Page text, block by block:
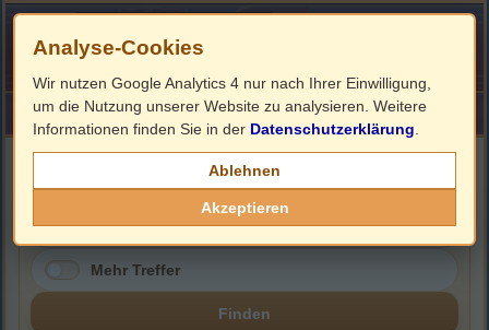
HOME ImpressumLinks
Filmbeschreibung, Cover & Blu-ray Infos
Mehr Treffer
Finden
Analyse-Cookies
Wir nutzen Google Analytics 4 nur nach Ihrer Einwilligung,
um die Nutzung unserer Website zu analysieren. Weitere
Informationen finden Sie in der Datenschutzerklärung
Ablehnen
Akzeptieren